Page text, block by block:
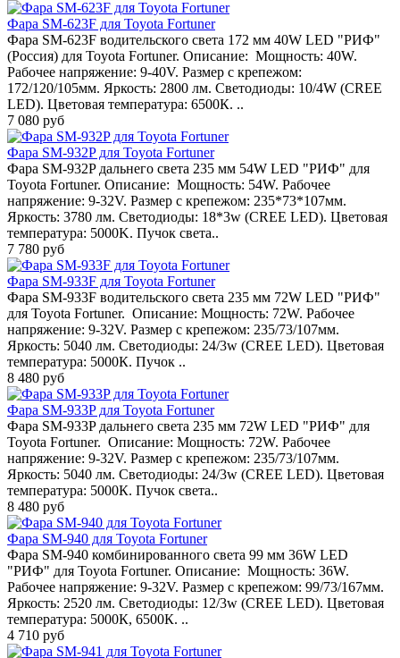
Фара SM-623F для Toyota Fortuner
Фара SM-623F водительского света 172 мм 40W LED "РИФ"
(Россия) для Toyota Fortuner. Описание: Мощность: 40W.
Рабочее напряжение: 9-40V. Размер с крепежом:
172/120/105мм. Яркость: 2800 лм. Светодиоды: 10/4W (CREE
LED). Цветовая температура: 6500К. ..
7 080 руб
Фара SM-932P для Toyota Fortuner
Фара SM-932P дальнего света 235 мм 54W LED "РИФ" для
Toyota Fortuner. Описание: Мощность: 54W. Рабочее
напряжение: 9-32V. Размер с крепежом: 235*73*107мм.
Яркость: 3780 лм. Светодиоды: 18*3w (CREE LED). Цветовая
температура: 5000K. Пучок света..
7 780 руб
Фара SM-933F для Toyota Fortuner
Фара SM-933F водительского света 235 мм 72W LED "РИФ"
для Toyota Fortuner. Описание: Мощность: 72W. Рабочее
напряжение: 9-32V. Размер с крепежом: 235/73/107мм.
Яркость: 5040 лм. Светодиоды: 24/3w (CREE LED). Цветовая
температура: 5000К. Пучок ..
8 480 руб
Фара SM-933P для Toyota Fortuner
Фара SM-933P дальнего света 235 мм 72W LED "РИФ" для
Toyota Fortuner. Описание: Мощность: 72W. Рабочее
напряжение: 9-32V. Размер с крепежом: 235/73/107мм.
Яркость: 5040 лм. Светодиоды: 24/3w (CREE LED). Цветовая
температура: 5000К. Пучок света..
8 480 руб
Фара SM-940 для Toyota Fortuner
Фара SM-940 комбинированного света 99 мм 36W LED
"РИФ" для Toyota Fortuner. Описание: Мощность: 36W.
Рабочее напряжение: 9-32V. Размер с крепежом: 99/73/167мм.
Яркость: 2520 лм. Светодиоды: 12/3w (CREE LED). Цветовая
температура: 5000К, 6500К. ..
4 710 руб